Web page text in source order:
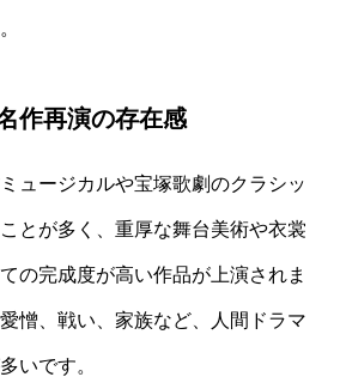
作再演の存在感
ュージカルや宝塚歌劇のクラシッ
とが多く、重厚な舞台美術や衣裳
の完成度が高い作品が上演されま
憎、戦い、家族など、人間ドラマ
いです。